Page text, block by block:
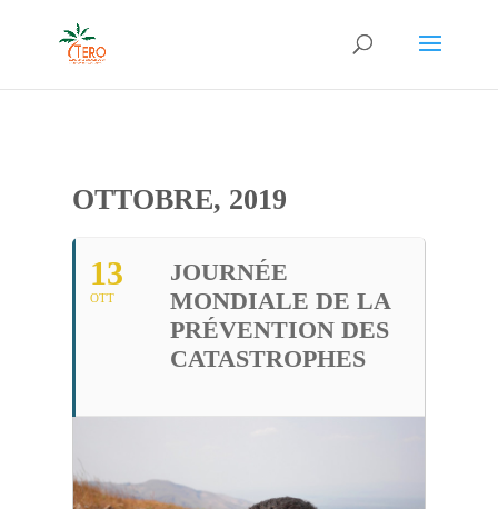
OTTOBRE, 2019
13
OTT
JOURNÉE
MONDIALE DE LA
PRÉVENTION DES
CATASTROPHES